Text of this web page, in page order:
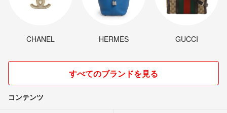
CHANEL HERMES GUCCI
すべてのブランドを見る
コンテンツ